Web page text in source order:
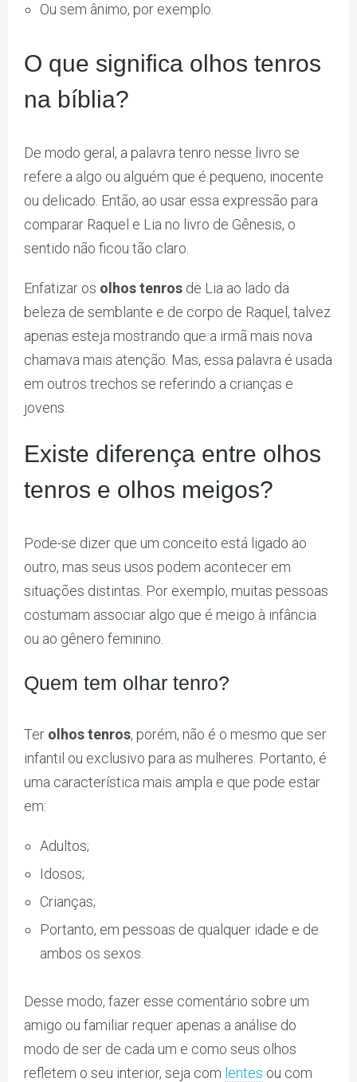
Ou sem ânimo, por exemplo.
O que significa olhos tenros
na bíblia?
De modo geral, a palavra tenro nesse livro se
refere a algo ou alguém que é pequeno, inocente
ou delicado. Então, ao usar essa expressão para
comparar Raquel e Lia no livro de Gênesis, o
sentido não ficou tão claro.
Enfatizar os olhos tenros de Lia ao lado da
beleza de semblante e de corpo de Raquel, talvez
apenas esteja mostrando que a irmã mais nova
chamava mais atenção. Mas, essa palavra é usada
em outros trechos se referindo a crianças e
jovens.
Existe diferença entre olhos
tenros e olhos meigos?
Pode-se dizer que um conceito está ligado ao
outro, mas seus usos podem acontecer em
situações distintas. Por exemplo, muitas pessoas
costumam associar algo que é meigo à infância
ou ao gênero feminino.
Quem tem olhar tenro?
Ter olhos tenros, porém, não é o mesmo que ser
infantil ou exclusivo para as mulheres. Portanto, é
uma característica mais ampla e que pode estar
em:
Adultos;
Idosos;
Crianças;
Portanto, em pessoas de qualquer idade e de
ambos os sexos.
Desse modo, fazer esse comentário sobre um
amigo ou familiar requer apenas a análise do
modo de ser de cada um e como seus olhos
refletem o seu interior, seja com lentes ou com